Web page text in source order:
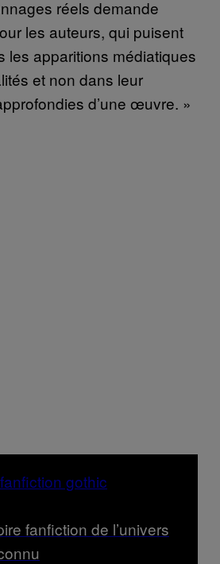
réels demande
les auteurs, qui puisent
les apparitions médiatiques
et non dans leur
d’une œuvre. »
fanfiction de l’univers